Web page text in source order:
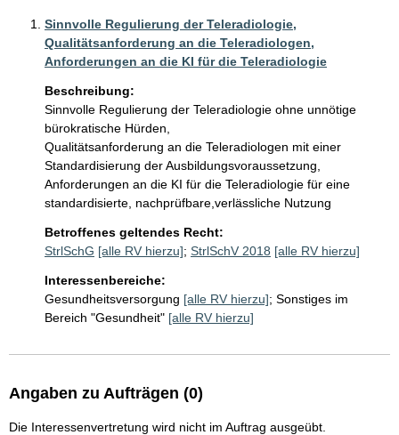
Sinnvolle Regulierung der Teleradiologie,
Qualitätsanforderung an die Teleradiologen,
Anforderungen an die KI für die Teleradiologie
Beschreibung:
Sinnvolle Regulierung der Teleradiologie ohne unnötige
bürokratische Hürden,
Qualitätsanforderung an die Teleradiologen mit einer
Standardisierung der Ausbildungsvoraussetzung,
Anforderungen an die KI für die Teleradiologie für eine
standardisierte, nachprüfbare,verlässliche Nutzung
Betroffenes geltendes Recht:
StrlSchG [alle RV hierzu]; StrlSchV 2018 [alle RV hierzu]
Interessenbereiche:
Gesundheitsversorgung [alle RV hierzu]; Sonstiges im
Bereich "Gesundheit" [alle RV hierzu]
Angaben zu Aufträgen (0)
Die Interessenvertretung wird nicht im Auftrag ausgeübt.